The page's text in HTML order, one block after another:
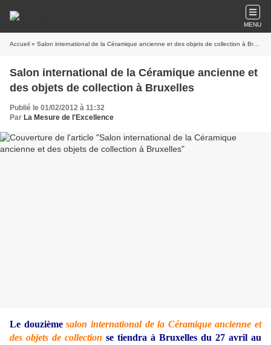
MENU
Accueil » Salon international de la Céramique ancienne et des objets de collection à Bruxelles
Salon international de la Céramique ancienne et
des objets de collection à Bruxelles
Publié le 01/02/2012 à 11:32
Par La Mesure de l'Excellence
Le douzièmesalon international de la Céramique ancienne et
des objets de collection se tiendra à Bruxelles du 27 avril au